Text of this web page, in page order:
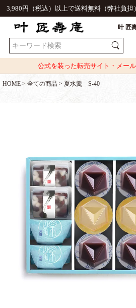
3,980円（税込）以上で送料無料（弊社負担）
叶 匠
公式を装った転売サイト・メー
HOME 全ての商品 夏水羹 S-40